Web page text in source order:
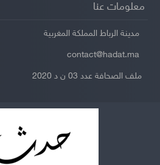
معلومات عنا
مدينة الرباط المملكة المغربية
ملف الصحافة عدد 03 ن د 2020